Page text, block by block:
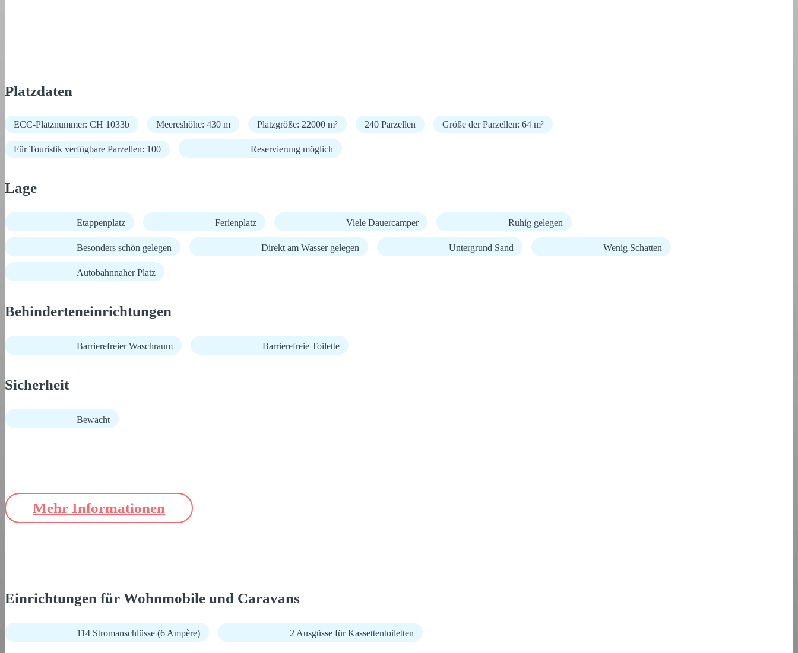
Platzdaten
ECC-Platznummer: CH 1033b Meereshöhe: 430 m Platzgröße: 22000 m² 240 Parzellen Größe der Parzellen: 64 m²
Für Touristik verfügbare Parzellen: 100 Reservierung möglich
Lage
Etappenplatz Ferienplatz Viele Dauercamper Ruhig gelegen
Besonders schön gelegen Direkt am Wasser gelegen Untergrund Sand Wenig Schatten
Autobahnnaher Platz
Behinderteneinrichtungen
Barrierefreier Waschraum Barrierefreie Toilette
Sicherheit
Bewacht
Mehr Informationen
Einrichtungen für Wohnmobile und Caravans
114 Stromanschlüsse (6 Ampère) 2 Ausgüsse für Kassettentoiletten